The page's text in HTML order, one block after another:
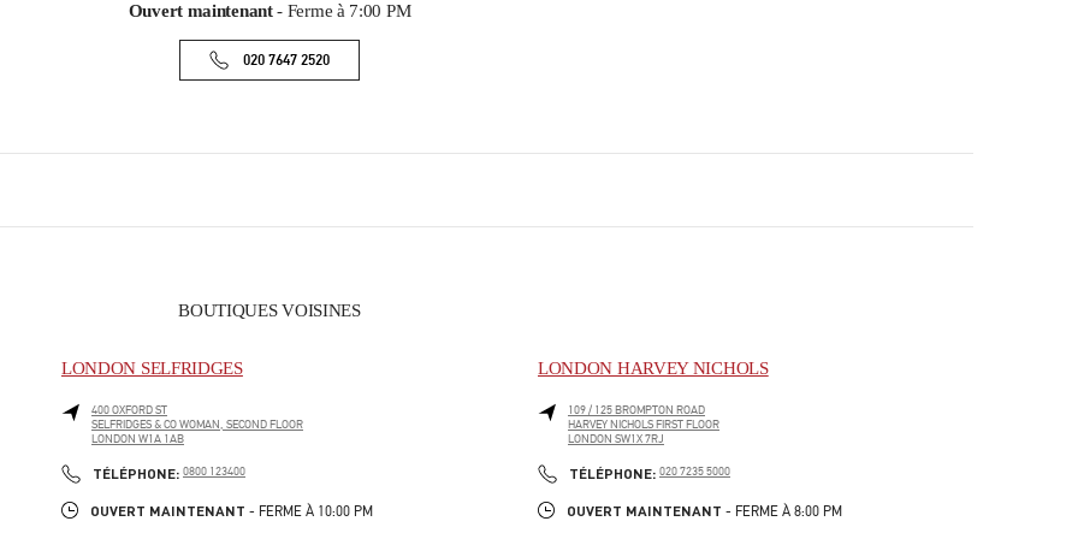
Ouvert maintenant- Ferme à 7:00 PM
020 7647 2520
BOUTIQUES VOISINES
LONDON SELFRIDGES
400 OXFORD ST
SELFRIDGES & CO WOMAN, SECOND FLOOR
LONDON W1A 1AB
TÉLÉPHONE: PHONE
0800 123400
OUVERT MAINTENANT - FERME À 10:00 PM
LONDON HARVEY NICHOLS
109 / 125 BROMPTON ROAD
HARVEY NICHOLS FIRST FLOOR
LONDON SW1X 7RJ
TÉLÉPHONE: PHONE
020 7235 5000
OUVERT MAINTENANT - FERME À 8:00 PM